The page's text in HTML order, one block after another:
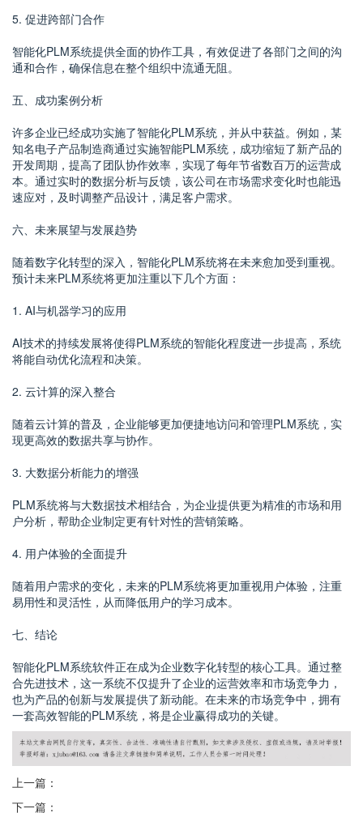
5. 促进跨部门合作
智能化PLM系统提供全面的协作工具，有效促进了各部门之间的沟
通和合作，确保信息在整个组织中流通无阻。
五、成功案例分析
许多企业已经成功实施了智能化PLM系统，并从中获益。例如，某
知名电子产品制造商通过实施智能PLM系统，成功缩短了新产品的
开发周期，提高了团队协作效率，实现了每年节省数百万的运营成
本。通过实时的数据分析与反馈，该公司在市场需求变化时也能迅
速应对，及时调整产品设计，满足客户需求。
六、未来展望与发展趋势
随着数字化转型的深入，智能化PLM系统将在未来愈加受到重视。
预计未来PLM系统将更加注重以下几个方面：
1. AI与机器学习的应用
AI技术的持续发展将使得PLM系统的智能化程度进一步提高，系统
将能自动优化流程和决策。
2. 云计算的深入整合
随着云计算的普及，企业能够更加便捷地访问和管理PLM系统，实
现更高效的数据共享与协作。
3. 大数据分析能力的增强
PLM系统将与大数据技术相结合，为企业提供更为精准的市场和用
户分析，帮助企业制定更有针对性的营销策略。
4. 用户体验的全面提升
随着用户需求的变化，未来的PLM系统将更加重视用户体验，注重
易用性和灵活性，从而降低用户的学习成本。
七、结论
智能化PLM系统软件正在成为企业数字化转型的核心工具。通过整
合先进技术，这一系统不仅提升了企业的运营效率和市场竞争力，
也为产品的创新与发展提供了新动能。在未来的市场竞争中，拥有
一套高效智能的PLM系统，将是企业赢得成功的关键。
上一篇：
下一篇：